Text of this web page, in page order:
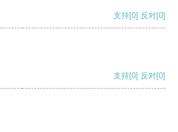
支持[0] 反对[0]
支持[0] 反对[0]